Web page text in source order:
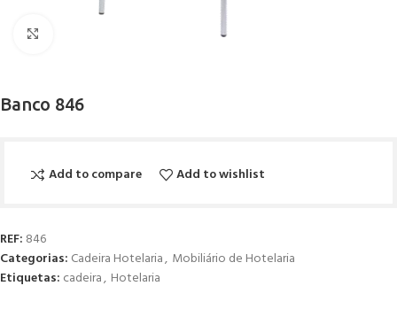
Banco 846
Add to compare Add to wishlist
REF: 846
Categorias: Cadeira Hotelaria, Mobiliário de Hotelaria
Etiquetas: cadeira, Hotelaria